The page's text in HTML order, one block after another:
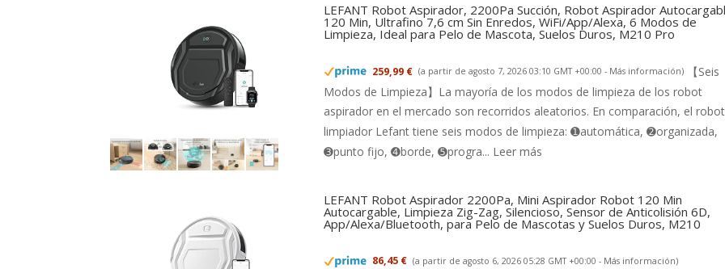
LEFANT Robot Aspirador, 2200Pa Succión, Robot Aspirador
120 Min, Ultrafino 7,6 cm Sin Enredos, WiFi/App/Alexa, 6 Modos de
Limpieza, Ideal para Pelo de Mascota, Suelos Duros, M210 Pro
259,99 € (a partir de agosto 7, 2026 03:10 GMT +00:00 - Más información)
【Seis
Modos de Limpieza】La mayoría de los modos de limpieza de los robot
aspirador en el mercado son recorridos aleatorios. En comparación, el robot
limpiador Lefant tiene seis modos de limpieza: ➊automática, ➋organizada,
➌punto fijo, ➍borde, ➎progra... Leer más
LEFANT Robot Aspirador 2200Pa, Mini Aspirador Robot 120 Min
Autocargable, Limpieza Zig-Zag, Silencioso, Sensor de Anticolisión 6D,
App/Alexa/Bluetooth, para Pelo de Mascotas y Suelos Duros, M210
86,45 € (a partir de agosto 6, 2026 05:28 GMT +00:00 - Más información)